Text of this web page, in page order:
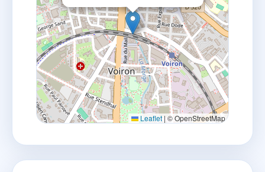
Leaflet | © OpenStreetMap